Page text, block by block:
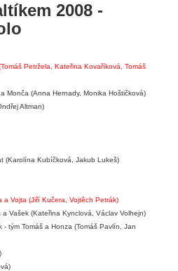
2008 -
Petržela, Kateřina Kovaříková, Tomáš
Monča (Anna Hernady, Monika Hoštičková)
Altman)
(Karolína Kubíčková, Jakub Lukeš)
a Vojta (Jiří Kučera, Vojtěch Petrák)
Vašek (Kateřina Kynclová, Václav Volhejn)
tým Tomáš a Honza (Tomáš Pavlín, Jan